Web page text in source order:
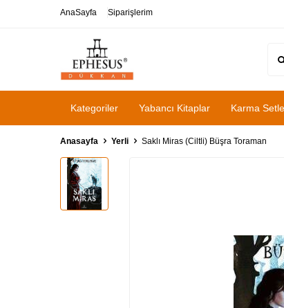
AnaSayfa Siparişlerim
Kategoriler Yabancı Kitaplar Karma
Anasayfa Yerli Saklı Miras (Ciltli) Büşra Toraman